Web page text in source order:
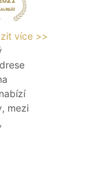
více >>
mezi